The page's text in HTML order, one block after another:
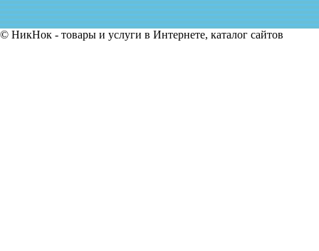
© НикНок - товары и услуги в Интернете, каталог сайтов